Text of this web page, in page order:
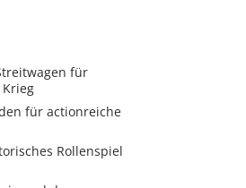
für
für actionreiche
Rollenspiel